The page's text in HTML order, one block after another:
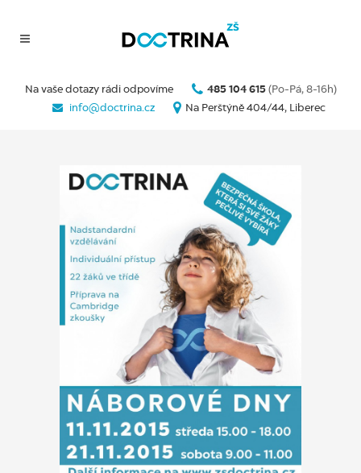
Na vaše dotazy rádi odpovíme 485 104 615 (Po-Pá, 8-16h)
info@doctrina.cz
Na Perštýně 404/44, Liberec